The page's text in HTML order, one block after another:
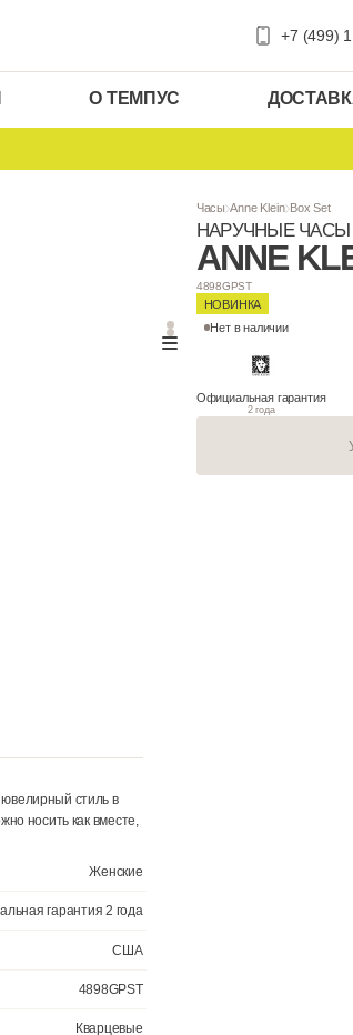
+7 (499)
О ТЕМПУС